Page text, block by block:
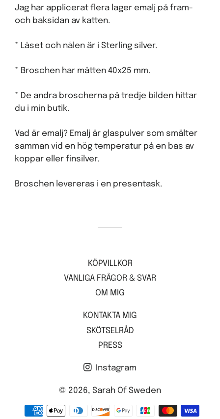
Jag har applicerat flera lager emalj på fram-
och baksidan av katten.
* Låset och nålen är i Sterling silver.
* Broschen har måtten 40x25 mm.
* De andra broscherna på tredje bilden hittar
du i min butik.
Vad är emalj? Emalj är glaspulver som smälter
samman vid en hög temperatur på en bas av
koppar eller finsilver.
Broschen levereras i en presentask.
KÖPVILLKOR
VANLIGA FRÅGOR & SVAR
OM MIG
KONTAKTA MIG
SKÖTSELRÅD
PRESS
Instagram
© 2026, Sarah Of Sweden
Betalningsalternativ